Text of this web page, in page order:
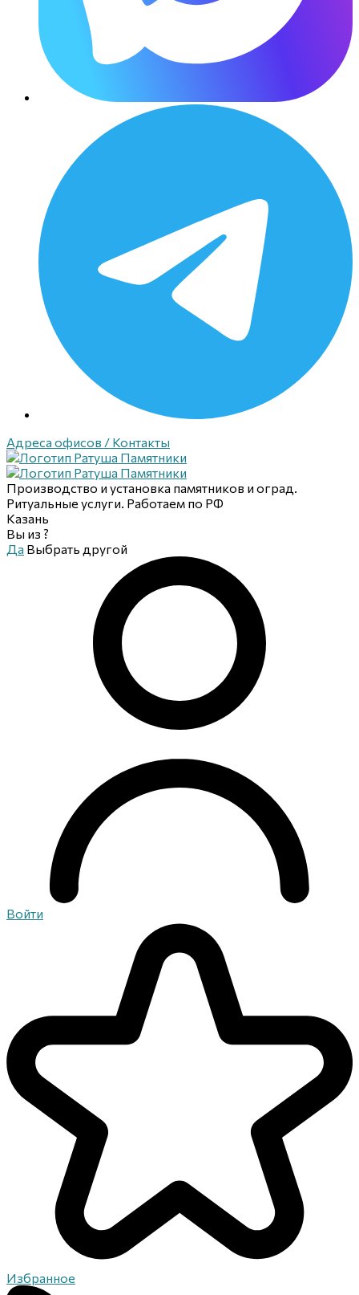
Адреса офисов / Контакты
Производство и установка памятников и оград.
Ритуальные услуги. Работаем по РФ
Казань
Вы из ?
Да Выбрать другой
Войти
Избранное